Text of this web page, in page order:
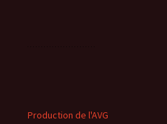
Production de l'AVG